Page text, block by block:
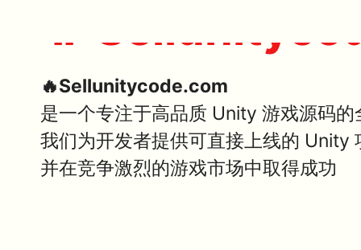
🔥
🔥Sellunitycode.com
是一个专注于高品质 Unity 游戏源码的
我们为开发者提供可直接上线的 Unity
并在竞争激烈的游戏市场中取得成功